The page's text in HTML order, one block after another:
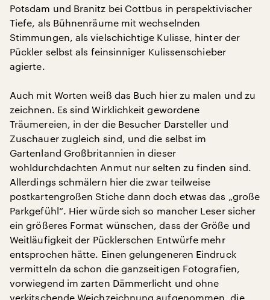
Potsdam und Branitz bei Cottbus in perspektivischer
Tiefe, als Bühnenräume mit wechselnden
Stimmungen, als vielschichtige Kulisse, hinter der
Pückler selbst als feinsinniger Kulissenschieber
agierte.
Auch mit Worten weiß das Buch hier zu malen und zu
zeichnen. Es sind Wirklichkeit gewordene
Träumereien, in der die Besucher Darsteller und
Zuschauer zugleich sind, und die selbst im
Gartenland Großbritannien in dieser
wohldurchdachten Anmut nur selten zu finden sind.
Allerdings schmälern hier die zwar teilweise
postkartengroßen Stiche dann doch etwas das „große
Parkgefühl“. Hier würde sich so mancher Leser sicher
ein größeres Format wünschen, dass der Größe und
Weitläufigkeit der Pücklerschen Entwürfe mehr
entsprochen hätte. Einen gelungeneren Eindruck
vermitteln da schon die ganzseitigen Fotografien,
vorwiegend im zarten Dämmerlicht und ohne
verkitschende Weichzeichnung aufgenommen, die